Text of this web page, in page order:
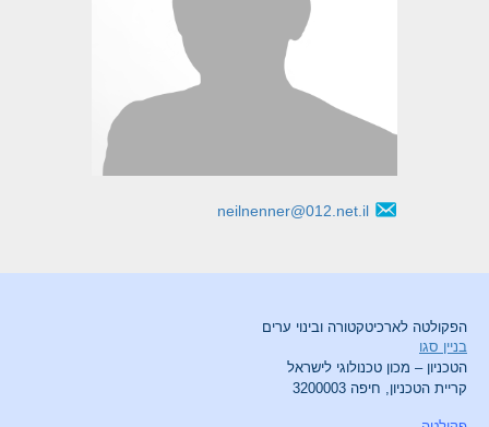
neilnenner@012.net.il
הפקולטה לארכיטקטורה ובינוי ערים
בניין סגו
הטכניון – מכון טכנולוגי לישראל
קריית הטכניון, חיפה 3200003